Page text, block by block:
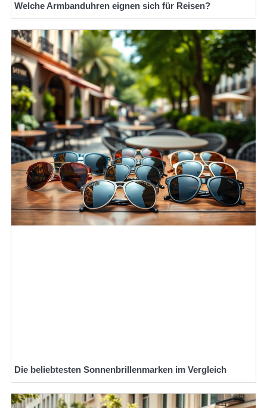
Welche Armbanduhren eignen sich für Reisen?
Die beliebtesten Sonnenbrillenmarken im Vergleich